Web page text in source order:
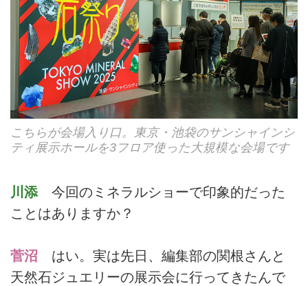
こちらが会場入り口。東京・池袋のサンシャインシ
ティ展示ホールを3フロア使った大規模な会場です
川添 今回のミネラルショーで印象的だった
ことはありますか？
菅沼 はい。実は先日、編集部の関根さんと
天然石ジュエリーの展示会に行ってきたんで